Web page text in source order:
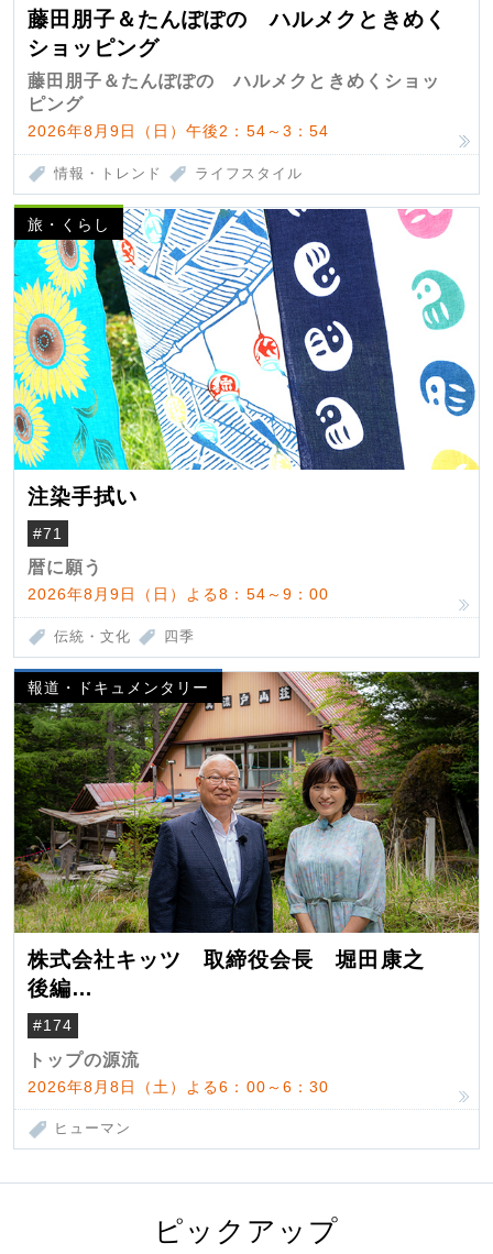
藤田朋子＆たんぽぽの ハルメクときめく
ショッピング
藤田朋子＆たんぽぽの ハルメクときめくショッ
ピング
2026年8月9日（日）午後2：54～3：54
情報・トレンド ライフスタイル
旅・くらし
注染手拭い
#71
暦に願う
2026年8月9日（日）よる8：54～9：00
伝統・文化 四季
報道・ドキュメンタリー
株式会社キッツ 取締役会長 堀田康之
後編
米国駐在でも浮かんだ八ヶ岳 山小屋を営
んだ父母
#174
トップの源流
2026年8月8日（土）よる6：00～6：30
ヒューマン
ピックアップ